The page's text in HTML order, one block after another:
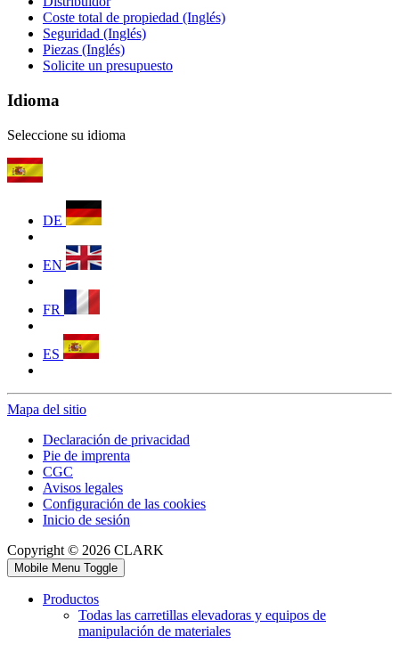
Coste total de propiedad (Inglés)
Seguridad (Inglés)
Piezas (Inglés)
Solicite un presupuesto
Idioma
Seleccione su idioma
DE
EN
FR
ES
Mapa del sitio
Declaración de privacidad
Pie de imprenta
CGC
Avisos legales
Configuración de las cookies
Inicio de sesión
Copyright © 2026 CLARK
Mobile Menu Toggle
Productos
Todas las carretillas elevadoras y equipos de
manipulación de materiales